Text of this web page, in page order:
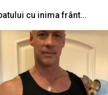
Chihuahua salvează viaţa bărbatului cu inima frântă – drept răsplată, el se implică în salvarea a peste 40 de căţeluşi